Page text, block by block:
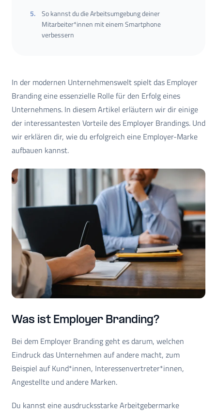
5.
So kannst du die Arbeitsumgebung deiner
Mitarbeiter*innen mit einem Smartphone
verbessern
In der modernen Unternehmenswelt spielt das Employer
Branding eine essenzielle Rolle für den Erfolg eines
Unternehmens. In diesem Artikel erläutern wir dir einige
der interessantesten Vorteile des Employer Brandings. Und
wir erklären dir, wie du erfolgreich eine Employer-Marke
aufbauen kannst.
Was ist Employer Branding?
Bei dem Employer Branding geht es darum, welchen
Eindruck das Unternehmen auf andere macht, zum
Beispiel auf Kund*innen, Interessenvertreter*innen,
Angestellte und andere Marken.
Du kannst eine ausdrucksstarke Arbeitgebermarke